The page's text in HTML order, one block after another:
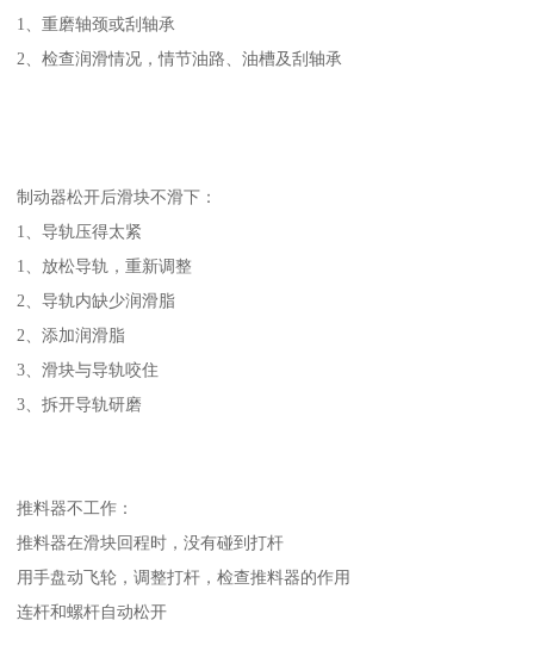
1、重磨轴颈或刮轴承
2、检查润滑情况，情节油路、油槽及刮轴承
制动器松开后滑块不滑下：
1、导轨压得太紧
1、放松导轨，重新调整
2、导轨内缺少润滑脂
2、添加润滑脂
3、滑块与导轨咬住
3、拆开导轨研磨
推料器不工作：
推料器在滑块回程时，没有碰到打杆
用手盘动飞轮，调整打杆，检查推料器的作用
连杆和螺杆自动松开